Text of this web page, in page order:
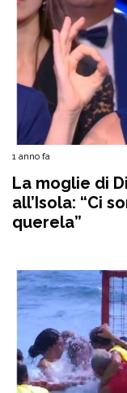
1 anno fa
La moglie di
all’Isola: “Ci
querela”